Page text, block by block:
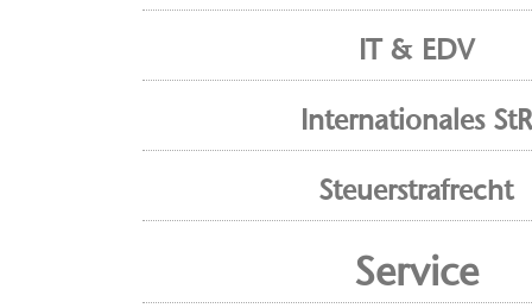
IT & EDV
Internationales StR
Steuerstrafrecht
Service